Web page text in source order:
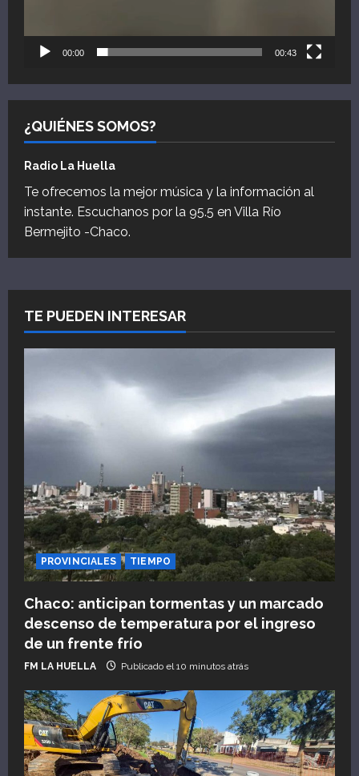
00:00 00:43
¿QUIÉNES SOMOS?
Radio La Huella
Te ofrecemos la mejor música y la información al
instante. Escuchanos por la 95.5 en Villa Río
Bermejito -Chaco.
TE PUEDEN INTERESAR
PROVINCIALES TIEMPO
Chaco: anticipan tormentas y un marcado
descenso de temperatura por el ingreso
de un frente frío
FM LA HUELLA Publicado el 10 minutos atrás